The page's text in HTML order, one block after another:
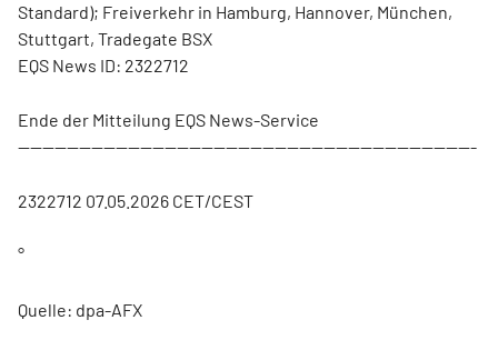
Standard); Freiverkehr in Hamburg, Hannover, München,
Stuttgart, Tradegate BSX
EQS News ID: 2322712
Ende der Mitteilung EQS News-Service
---------------------------------------------------------------------------
2322712 07.05.2026 CET/CEST
°
Quelle: dpa-AFX